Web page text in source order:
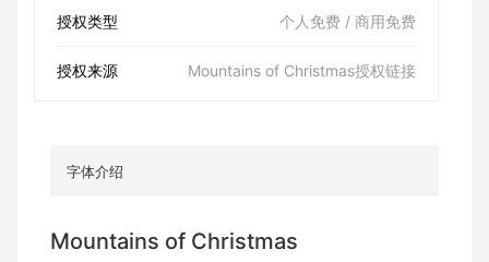
授权类型 个人免费 / 商用免费
授权来源 Mountains of Christmas授权链接
字体介绍
Mountains of Christmas